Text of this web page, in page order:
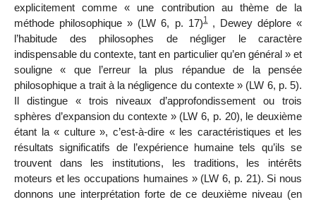
explicitement comme « une contribution au thème de la
méthode philosophique » (LW 6, p. 17)1
, Dewey déplore «
l’habitude des philosophes de négliger le caractère
indispensable du contexte, tant en particulier qu’en général » et
souligne « que l’erreur la plus répandue de la pensée
philosophique a trait à la négligence du contexte » (LW 6, p. 5).
Il distingue « trois niveaux d’approfondissement ou trois
sphères d’expansion du contexte » (LW 6, p. 20), le deuxième
étant la « culture », c’est-à-dire « les caractéristiques et les
résultats significatifs de l’expérience humaine tels qu’ils se
trouvent dans les institutions, les traditions, les intérêts
moteurs et les occupations humaines » (LW 6, p. 21). Si nous
donnons une interprétation forte de ce deuxième niveau (en